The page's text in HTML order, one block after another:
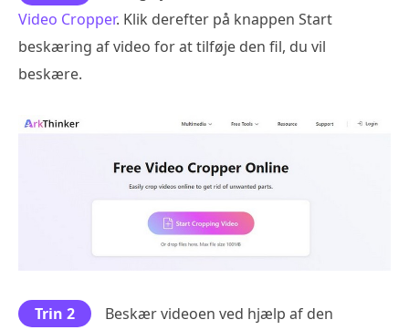
Video Cropper. Klik derefter på knappen Start
beskæring af video for at tilføje den fil, du vil
beskære.
Trin 2
Beskær videoen ved hjælp af den